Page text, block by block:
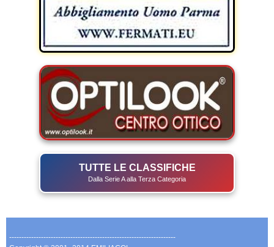
TUTTE LE CLASSIFICHE
Dalla Serie A alla Terza Categoria
--------------------------------------------------------------------